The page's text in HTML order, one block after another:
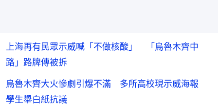
上海再有民眾示威喊「不做核酸」 「烏魯木齊中
路」路牌傳被拆
烏魯木齊大火慘劇引爆不滿 多所高校現示威海報
學生舉白紙抗議